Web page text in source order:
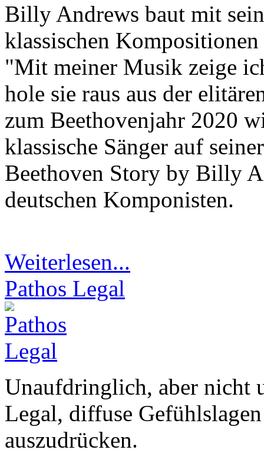
Billy Andrews baut mit
klassischen
"Mit meiner Musik zeige
hole sie raus aus der
zum Beethovenjahr 2020
klassische Sänger auf
Beethoven Story by Billy
deutschen Komponisten.
Weiterlesen...
Pathos Legal
Unaufdringlich, aber nicht
Legal, diffuse
auszudrücken.